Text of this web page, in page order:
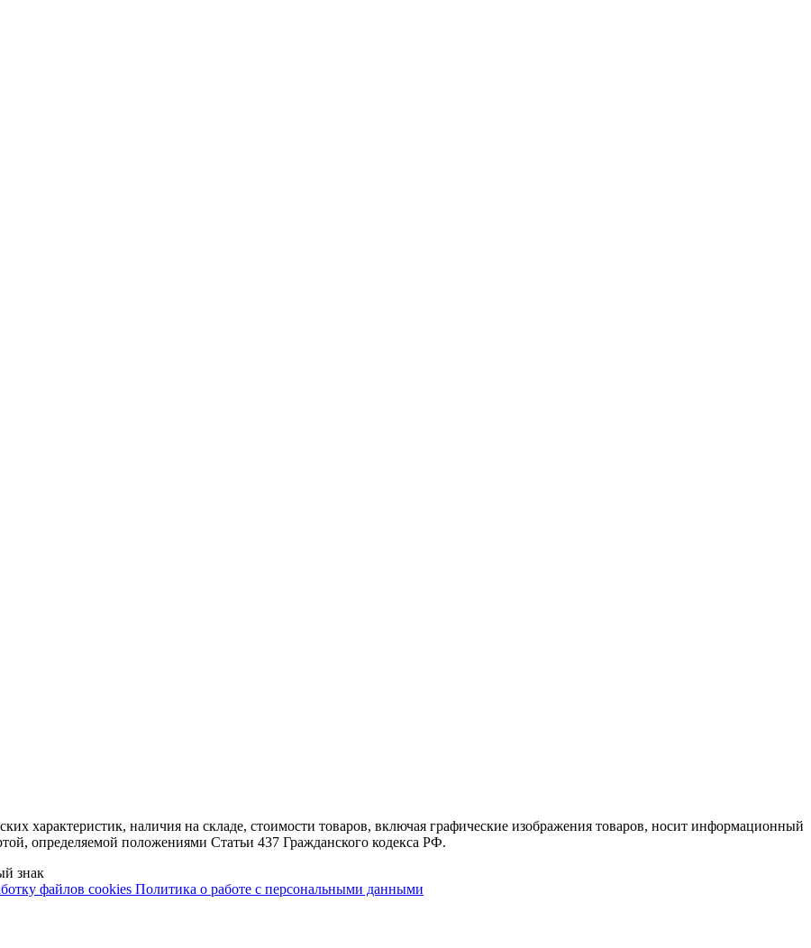
характеристик, наличия на складе, стоимости товаров, включая графические изображения товаров, носит информационный
определяемой положениями Статьи 437 Гражданского кодекса РФ.
знак
файлов cookies Политика о работе с персональными данными